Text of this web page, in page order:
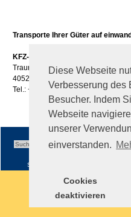
Diese Webseite
Verbesserung des
Besucher. Indem
Webseite
unserer
einverstanden.
Cookies
deaktivieren
Transporte Ihrer Güter auf
KFZ-Reparaturen GesmbH.
Traunuferstraße 113
4052 Ansfelden
Tel.: +43 (0)50 / 861 -630
Sitemap